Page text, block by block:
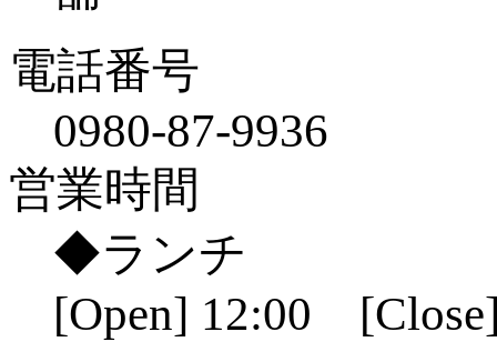
電話番号
0980-87-9936
営業時間
◆ランチ
[Open] 12:00